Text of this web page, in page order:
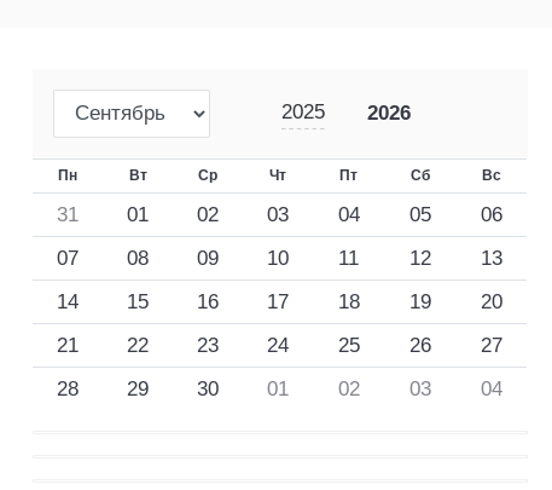
2025 2026
Пн Вт Ср Чт Пт Сб Вс
31 01 02 03 04 05
06
07
08 09 10 11 12
13
14
15 16 17 18 19
20
21
22 23 24 25 26
27
28
29 30 01 02 03 04